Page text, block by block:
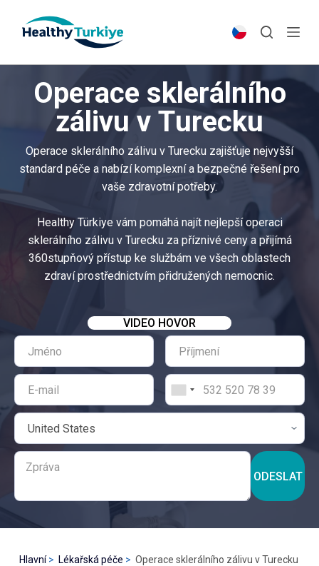
p
e
Operace sklerálního
zálivu v Turecku
Operace sklerálního zálivu v Turecku zajišťuje nejvyšší
standard péče a nabízí komplexní a bezpečné řešení pro
vaše zdravotní potřeby.
Healthy Türkiye vám pomáhá najít nejlepší operaci
sklerálního zálivu v Turecku za příznivé ceny a přijímá
360stupňový přístup ke službám ve všech oblastech
zdraví prostřednictvím přidružených nemocnic.
VIDEO HOVOR
ODESLAT
Hlavní Lékařská péče Operace sklerálního zálivu v Turecku